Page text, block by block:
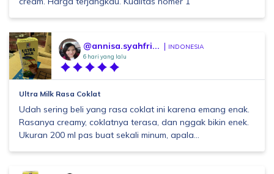
@annisa.syahfri... INDONESIA
6 hari yang lalu
Ultra Milk Rasa Coklat
Udah sering beli yang rasa coklat ini karena emang enak.
Rasanya creamy, coklatnya terasa, dan nggak bikin enek.
Ukuran 200 ml pas buat sekali minum, apala...